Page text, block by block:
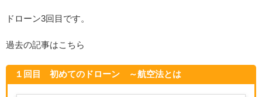
ドローン3回目です。
過去の記事はこちら
１回目 初めてのドローン ～航空法とは